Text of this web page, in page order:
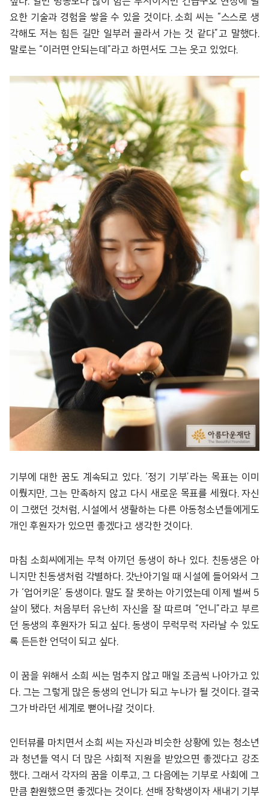
요한 기술과 경험을 쌓을 수 있을 것이다. 소희 씨는 “스스로 생
각해도 저는 힘든 길만 일부러 골라서 가는 것 같다”고 말했다.
말로는 “이러면 안되는데”라고 하면서도 그는 웃고 있었다.
기부에 대한 꿈도 계속되고 있다. ‘정기 기부’라는 목표는 이미
이뤘지만, 그는 만족하지 않고 다시 새로운 목표를 세웠다. 자신
이 그랬던 것처럼, 시설에서 생활하는 다른 아동청소년들에게도
개인 후원자가 있으면 좋겠다고 생각한 것이다.
마침 소희씨에게는 무척 아끼던 동생이 하나 있다. 친동생은 아
니지만 친동생처럼 각별하다. 갓난아기일 때 시설에 들어와서 그
가 ‘업어키운’ 동생이다. 말도 잘 못하는 아기였는데 이제 벌써 5
살이 됐다. 처음부터 유난히 자신을 잘 따르며 “언니”라고 부르
던 동생의 후원자가 되고 싶다. 동생이 무럭무럭 자라날 수 있도
록 든든한 언덕이 되고 싶다.
이 꿈을 위해서 소희 씨는 멈추지 않고 매일 조금씩 나아가고 있
다. 그는 그렇게 많은 동생의 언니가 되고 누나가 될 것이다. 결국
그가 바라던 세계로 뻗어나갈 것이다.
인터뷰를 마치면서 소희 씨는 자신과 비슷한 상황에 있는 청소년
과 청년들 역시 더 많은 사회적 지원을 받았으면 좋겠다고 강조
했다. 그래서 각자의 꿈을 이루고, 그 다음에는 기부로 사회에 그
만큼 환원했으면 좋겠다는 것이다. 선배 장학생이자 새내기 기부